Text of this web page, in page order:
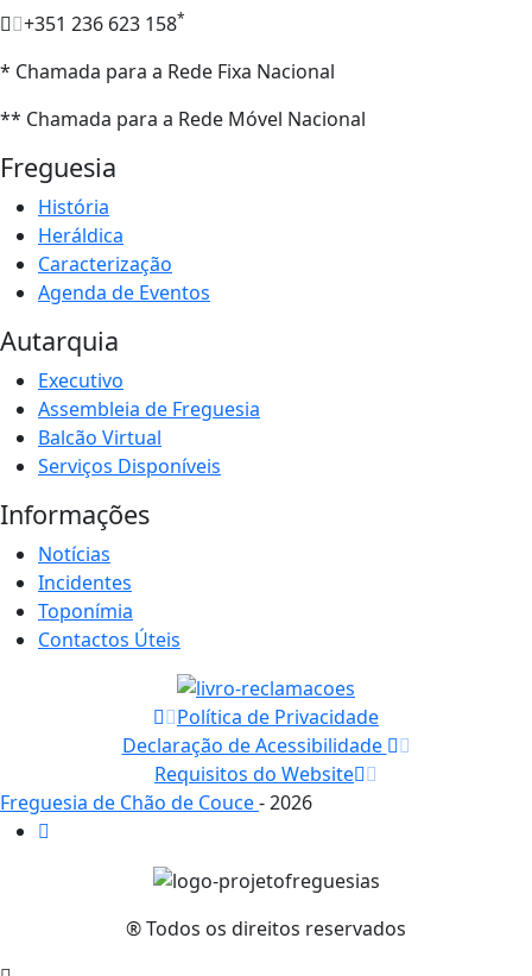
+351 236 623 158*
* Chamada para a Rede Fixa Nacional
** Chamada para a Rede Móvel Nacional
Freguesia
História
Heráldica
Caracterização
Agenda de Eventos
Autarquia
Executivo
Assembleia de Freguesia
Balcão Virtual
Serviços Disponíveis
Informações
Notícias
Incidentes
Toponímia
Contactos Úteis
Política de Privacidade
Declaração de Acessibilidade
Requisitos do Website
Freguesia de Chão de Couce- 2026
® Todos os direitos reservados